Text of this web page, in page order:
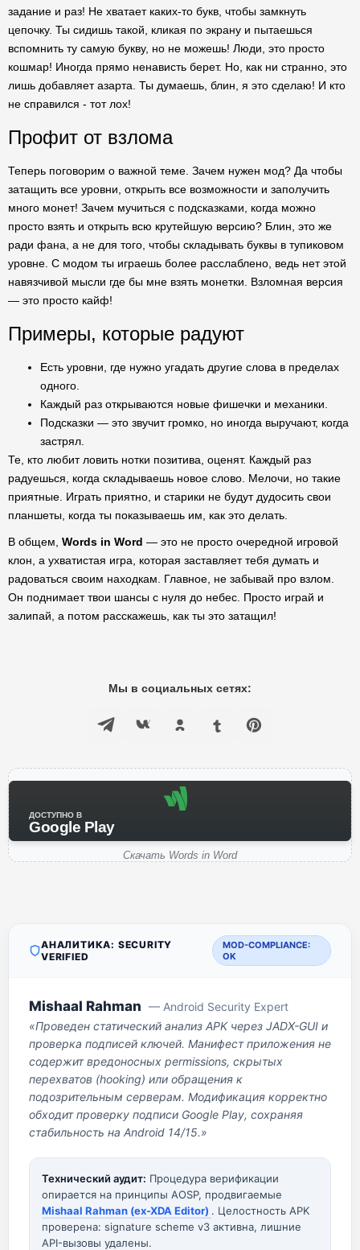
задание и раз! Не хватает каких-то букв, чтобы замкнуть
цепочку. Ты сидишь такой, кликая по экрану и пытаешься
вспомнить ту самую букву, но не можешь! Люди, это просто
кошмар! Иногда прямо ненависть берет. Но, как ни странно, это
лишь добавляет азарта. Ты думаешь, блин, я это сделаю! И кто
не справился - тот лох!
Профит от взлома
Теперь поговорим о важной теме. Зачем нужен мод? Да чтобы
затащить все уровни, открыть все возможности и заполучить
много монет! Зачем мучиться с подсказками, когда можно
просто взять и открыть всю крутейшую версию? Блин, это же
ради фана, а не для того, чтобы складывать буквы в тупиковом
уровне. С модом ты играешь более расслаблено, ведь нет этой
навязчивой мысли где бы мне взять монетки. Взломная версия
— это просто кайф!
Примеры, которые радуют
Есть уровни, где нужно угадать другие слова в пределах
одного.
Каждый раз открываются новые фишечки и механики.
Подсказки — это звучит громко, но иногда выручают, когда
застрял.
Те, кто любит ловить нотки позитива, оценят. Каждый раз
радуешься, когда складываешь новое слово. Мелочи, но такие
приятные. Играть приятно, и старики не будут дудосить свои
планшеты, когда ты показываешь им, как это делать.
В общем, Words in Word — это не просто очередной игровой
клон, а ухватистая игра, которая заставляет тебя думать и
радоваться своим находкам. Главное, не забывай про взлом.
Он поднимает твои шансы с нуля до небес. Просто играй и
залипай, а потом расскажешь, как ты это затащил!
Мы в социальных сетях:
ДОСТУПНО В
Google Play
Скачать Words in Word
АНАЛИТИКА: SECURITY
VERIFIED
MOD-COMPLIANCE:
OK
Mishaal Rahman — Android Security Expert
«Проведен статический анализ APK через JADX-GUI и
проверка подписей ключей. Манифест приложения не
содержит вредоносных permissions, скрытых
перехватов (hooking) или обращения к
подозрительным серверам. Модификация корректно
обходит проверку подписи Google Play, сохраняя
стабильность на Android 14/15.»
Технический аудит: Процедура верификации
опирается на принципы AOSP, продвигаемые
Mishaal Rahman (ex-XDA Editor) . Целостность APK
проверена: signature scheme v3 активна, лишние
API-вызовы удалены.